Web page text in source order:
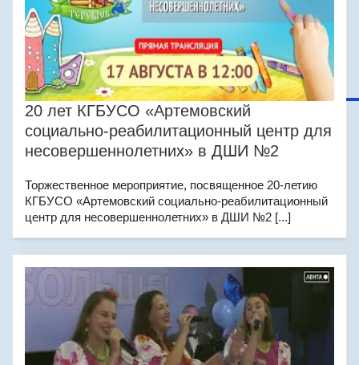
20 лет КГБУСО «Артемовский
социально-реабилитационный центр для
несовершеннолетних» в ДШИ №2
Торжественное мероприятие, посвященное 20-летию
КГБУСО «Артемовский социально-реабилитационный
центр для несовершеннолетних» в ДШИ №2 [...]